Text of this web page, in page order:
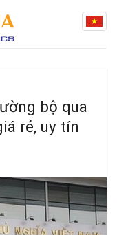
bộ qua
rẻ, uy tín